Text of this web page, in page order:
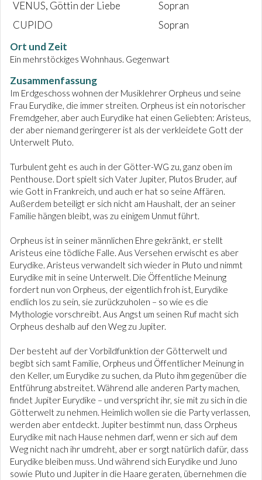
VENUS, Göttin der Liebe
Sopran
CUPIDO
Sopran
Ort und Zeit
Ein mehrstöckiges Wohnhaus. Gegenwart
Zusammenfassung
Im Erdgeschoss wohnen der Musiklehrer Orpheus und seine
Frau Eurydike, die immer streiten. Orpheus ist ein notorischer
Fremdgeher, aber auch Eurydike hat einen Geliebten: Aristeus,
der aber niemand geringerer ist als der verkleidete Gott der
Unterwelt Pluto.
Turbulent geht es auch in der Götter-WG zu, ganz oben im
Penthouse. Dort spielt sich Vater Jupiter, Plutos Bruder, auf
wie Gott in Frankreich, und auch er hat so seine Affären.
Außerdem beteiligt er sich nicht am Haushalt, der an seiner
Familie hängen bleibt, was zu einigem Unmut führt.
Orpheus ist in seiner männlichen Ehre gekränkt, er stellt
Aristeus eine tödliche Falle. Aus Versehen erwischt es aber
Eurydike. Aristeus verwandelt sich wieder in Pluto und nimmt
Eurydike mit in seine Unterwelt. Die Öffentliche Meinung
fordert nun von Orpheus, der eigentlich froh ist, Eurydike
endlich los zu sein, sie zurückzuholen – so wie es die
Mythologie vorschreibt. Aus Angst um seinen Ruf macht sich
Orpheus deshalb auf den Weg zu Jupiter.
Der besteht auf der Vorbildfunktion der Götterwelt und
begibt sich samt Familie, Orpheus und Öffentlicher Meinung in
den Keller, um Eurydike zu suchen, da Pluto ihm gegenüber die
Entführung abstreitet. Während alle anderen Party machen,
findet Jupiter Eurydike – und verspricht ihr, sie mit zu sich in die
Götterwelt zu nehmen. Heimlich wollen sie die Party verlassen,
werden aber entdeckt. Jupiter bestimmt nun, dass Orpheus
Eurydike mit nach Hause nehmen darf, wenn er sich auf dem
Weg nicht nach ihr umdreht, aber er sorgt natürlich dafür, dass
Eurydike bleiben muss. Und während sich Eurydike und Juno
sowie Pluto und Jupiter in die Haare geraten, übernehmen die